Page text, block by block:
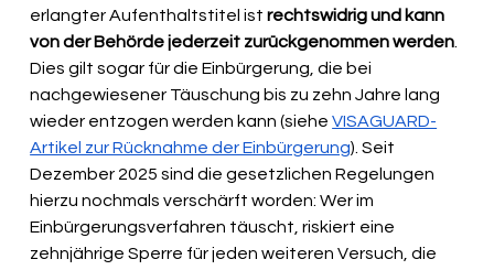
erlangter Aufenthaltstitel ist rechtswidrig und kann
von der Behörde jederzeit zurückgenommen werden
Dies gilt sogar für die Einbürgerung, die bei
nachgewiesener Täuschung bis zu zehn Jahre lang
wieder entzogen werden kann (siehe VISAGUARD-
Artikel zur Rücknahme der Einbürgerung). Seit
Dezember 2025 sind die gesetzlichen Regelungen
hierzu nochmals verschärft worden: Wer im
Einbürgerungsverfahren täuscht, riskiert eine
zehnjährige Sperre für jeden weiteren Versuch, die